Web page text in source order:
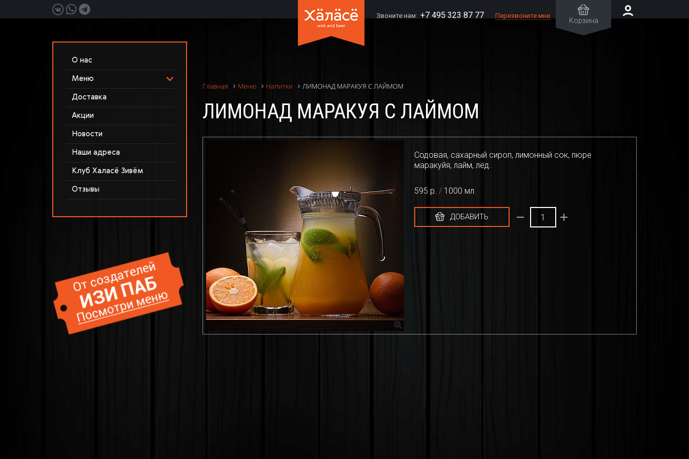
Звоните нам: +7 495 323 87 77 Перезвоните мне
Корзина
О нас
Меню
Доставка
Акции
Новости
Наши адреса
Клуб Халасё Зивём
Отзывы
Главная Меню Напитки ЛИМОНАД МАРАКУЯ С ЛАЙМОМ
ЛИМОНАД МАРАКУЯ С ЛАЙМОМ
Содовая, сахарный сироп, лимонный сок, пюре
маракуйя, лайм, лёд.
595 р. /1000 мл.
ДОБАВИТЬ